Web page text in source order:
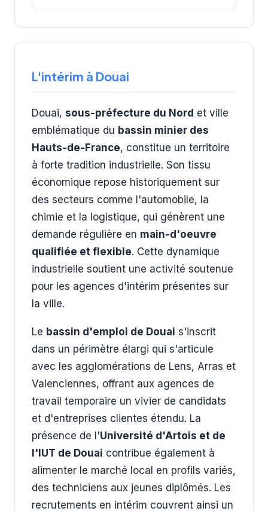
L'intérim à Douai
Douai, sous-préfecture du Nord et ville
emblématique du bassin minier des
Hauts-de-France, constitue un territoire
à forte tradition industrielle. Son tissu
économique repose historiquement sur
des secteurs comme l'automobile, la
chimie et la logistique, qui génèrent une
demande régulière en main-d'oeuvre
qualifiée et flexible. Cette dynamique
industrielle soutient une activité soutenue
pour les agences d'intérim présentes sur
la ville.
Le bassin d'emploi de Douai s'inscrit
dans un périmètre élargi qui s'articule
avec les agglomérations de Lens, Arras et
Valenciennes, offrant aux agences de
travail temporaire un vivier de candidats
et d'entreprises clientes étendu. La
présence de l'Université d'Artois et de
l'IUT de Douai contribue également à
alimenter le marché local en profils variés,
des techniciens aux jeunes diplômés. Les
recrutements en intérim couvrent ainsi un